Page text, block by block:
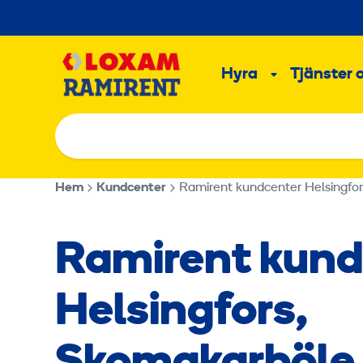
till
Hyra Undermeny
Tjänster
Hem Kundcenter Ramirent kundcenter
Ramirent
Helsingfors,